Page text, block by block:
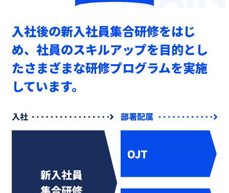
入社後の新入社員集合研修をはじ
め、 社員のスキルアップを目的とし
たさまざまな研修プログラムを実施
しています。